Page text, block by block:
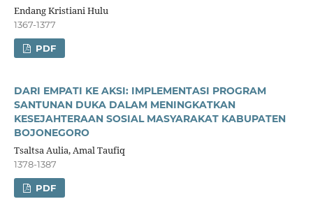
Endang Kristiani Hulu
1367-1377
PDF
DARI EMPATI KE AKSI: IMPLEMENTASI PROGRAM
SANTUNAN DUKA DALAM MENINGKATKAN
KESEJAHTERAAN SOSIAL MASYARAKAT KABUPATEN
BOJONEGORO
Tsaltsa Aulia, Amal Taufiq
1378-1387
PDF